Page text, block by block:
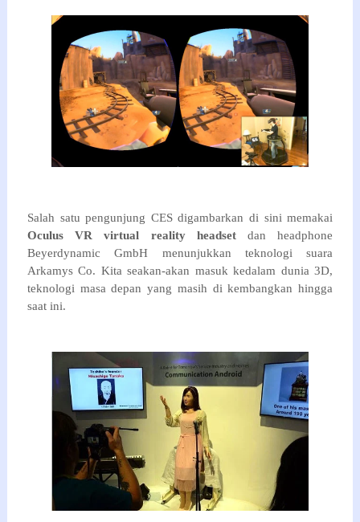
Salah satu pengunjung CES digambarkan di sini memakai
Oculus
VR virtual reality headset dan
headphone
Beyerdynamic
GmbH menunjukkan
teknologi suara
Arkamys Co. Kita seakan-akan masuk kedalam dunia 3D,
teknologi masa depan yang masih di kembangkan hingga
saat ini.